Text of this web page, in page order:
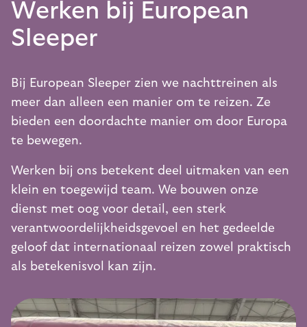
Werken bij European
Sleeper
Bij European Sleeper zien we nachttreinen als
meer dan alleen een manier om te reizen. Ze
bieden een doordachte manier om door Europa
te bewegen.
Werken bij ons betekent deel uitmaken van een
klein en toegewijd team. We bouwen onze
dienst met oog voor detail, een sterk
verantwoordelijkheidsgevoel en het gedeelde
geloof dat internationaal reizen zowel praktisch
als betekenisvol kan zijn.